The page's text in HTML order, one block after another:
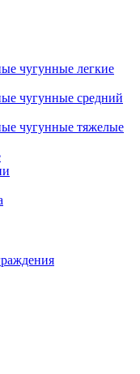
чугунные легкие
чугунные средний
чугунные тяжелые